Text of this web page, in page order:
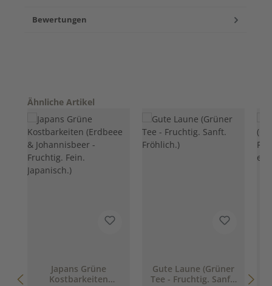
Bewertungen
Produktgalerie überspringen
Ähnliche Artikel
Japans Grüne
Kostbarkeiten
Gute Laune (Grüner
Tee - Fruchtig. Sanft.